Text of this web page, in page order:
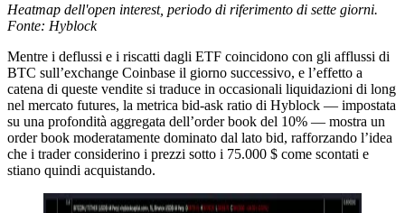
Heatmap dell'open interest, periodo di riferimento di sette giorni.
Fonte: Hyblock
Mentre i deflussi e i riscatti dagli ETF coincidono con gli afflussi di
BTC sull’exchange Coinbase il giorno successivo, e l’effetto a
catena di queste vendite si traduce in occasionali liquidazioni di long
nel mercato futures, la metrica bid-ask ratio di Hyblock — impostata
su una profondità aggregata dell’order book del 10% — mostra un
order book moderatamente dominato dal lato bid, rafforzando l’idea
che i trader considerino i prezzi sotto i 75.000 $ come scontati e
stiano quindi acquistando.